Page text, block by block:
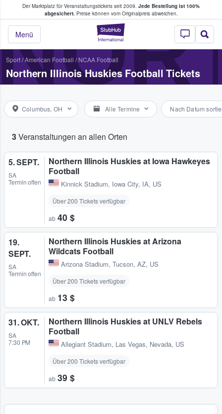
Der Marktplatz für Veranstaltungstickets seit 2009. Jede Bestellung ist 100%
abgesichert.Preise können vom Originalpreis abweichen.
StubHub - Wo
Menü
Tickets kaufen & verkaufen
Sport/American Football / NCAA Football
Northern Illinois Huskies Football Tickets
Columbus, OH Alle Termine Nach Datum
3Veranstaltungen an allen Orten
5. SEPT.
SA
Termin offen
Northern Illinois Huskies at Iowa Hawkeyes
Football
Kinnick Stadium, Iowa City, IA, US
Über 200 Tickets verfügbar
ab 40 $
19.
SEPT.
SA
Termin offen
Northern Illinois Huskies at Arizona
Wildcats Football
Arizona Stadium, Tucson, AZ, US
Über 200 Tickets verfügbar
ab 13 $
31. OKT.
SA
7:30 PM
Northern Illinois Huskies at UNLV Rebels
Football
Allegiant Stadium, Las Vegas, Nevada, US
Über 200 Tickets verfügbar
ab 39 $